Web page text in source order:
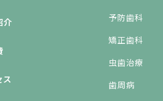
介
ス
予防歯科
矯正歯科
虫歯治療
歯周病